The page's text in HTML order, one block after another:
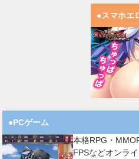
●スマホ
●PCゲーム
本格RPG・
FPSなどオンラ